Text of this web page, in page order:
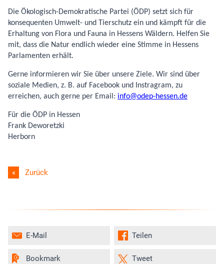
Die Ökologisch-Demokratische Partei (ÖDP) setzt sich für
konsequenten Umwelt- und Tierschutz ein und kämpft für die
Erhaltung von Flora und Fauna in Hessens Wäldern. Helfen Sie
mit, dass die Natur endlich wieder eine Stimme in Hessens
Parlamenten erhält.
Gerne informieren wir Sie über unsere Ziele. Wir sind über
soziale Medien, z. B. auf Facebook und Instragram, zu
erreichen, auch gerne per Email: info odep-hessen.de
Für die ÖDP in Hessen
Frank Deworetzki
Herborn
Zurück
Teilen
Tweet
E-Mail
Bookmark